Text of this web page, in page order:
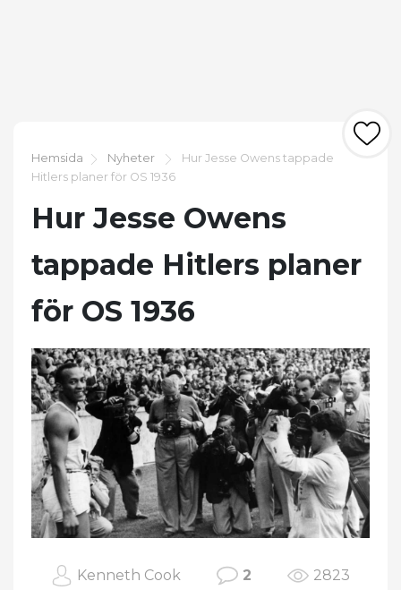
Hemsida Nyheter
Hur Jesse Owens tappade
Hitlers planer för OS 1936
Hur Jesse Owens
tappade Hitlers planer
för OS 1936
Kenneth Cook 2 2823